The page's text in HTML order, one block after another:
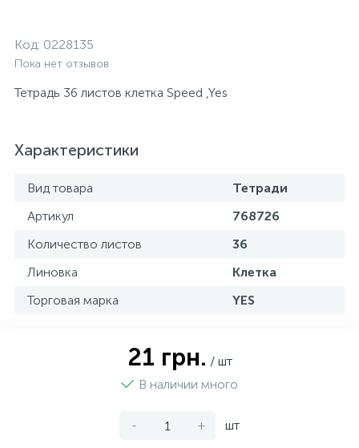
Код: 0228135
Пока нет отзывов
Тетрадь 36 листов клетка Speed ,Yes
Характеристики
Вид товара
Тетради
Артикул
768726
Количество листов
36
Линовка
Клетка
Торговая марка
YES
21 грн. / шт
В наличии много
- + шт